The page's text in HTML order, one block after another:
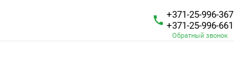
+371-25-996-367
+371-25-996-661
Обратный звонок